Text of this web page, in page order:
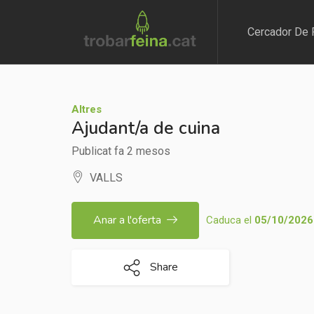
Cercador De
Altres
Ajudant/a de cuina
Publicat fa 2 mesos
VALLS
Caduca el 05/10/2026
Anar a l'oferta
Share